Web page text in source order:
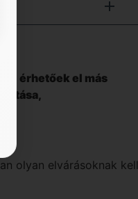
érhetőek el más
olyan elvárásoknak kell